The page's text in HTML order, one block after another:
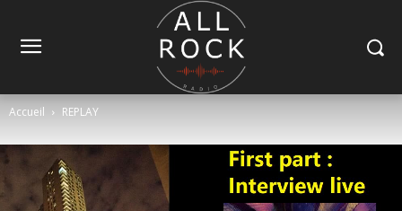
Accueil REPLAY